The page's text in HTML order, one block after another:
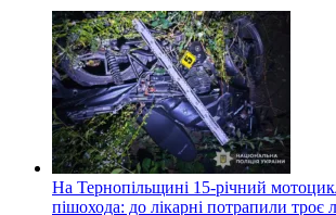
На Тернопільщині 15-річний
пішохода: до лікарні потрапили троє